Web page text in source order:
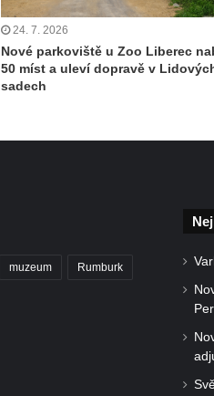
24. 7. 2026
Nové parkoviště u Zoo Liberec
50 míst a uleví dopravě v
sadech
muzeum Rumburk